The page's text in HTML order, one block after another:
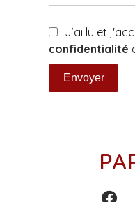
J’ai lu et
confidentialité
Envoyer